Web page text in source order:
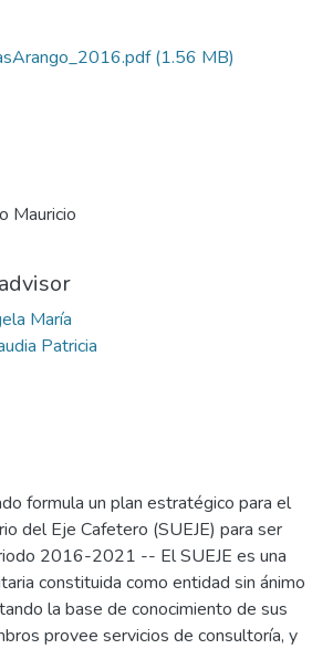
(1.56 MB)
Mauricio
María
Patricia
formula un plan estratégico para el
del Eje Cafetero (SUEJE) para ser
2016-2021 -- El SUEJE es una
constituida como entidad sin ánimo
la base de conocimiento de sus
provee servicios de consultoría, y